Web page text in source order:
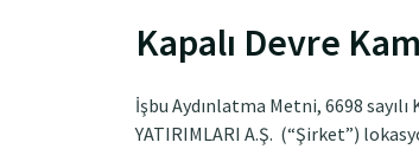
Kapalı Devre
İşbu Aydınlatma Metni, 6698
YATIRIMLARI A.Ş. (“Şirket”)